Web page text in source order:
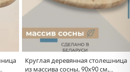
Круглая деревянная столешница
из массива сосны, 90х90 см,